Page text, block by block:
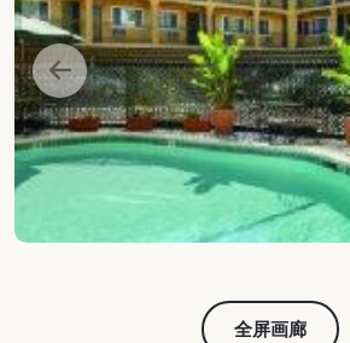
全屏画廊